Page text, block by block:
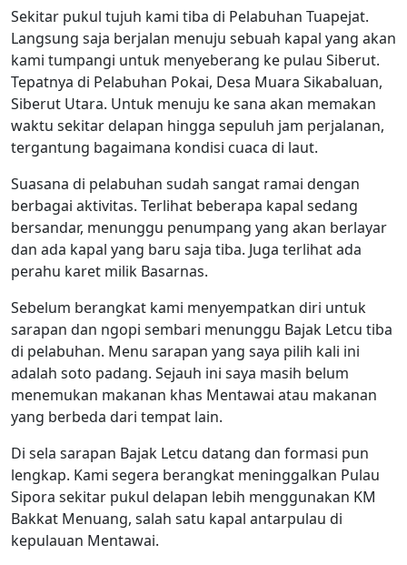
Sekitar pukul tujuh kami tiba di Pelabuhan Tuapejat.
Langsung saja berjalan menuju sebuah kapal yang akan
kami tumpangi untuk menyeberang ke pulau Siberut.
Tepatnya di Pelabuhan Pokai, Desa Muara Sikabaluan,
Siberut Utara. Untuk menuju ke sana akan memakan
waktu sekitar delapan hingga sepuluh jam perjalanan,
tergantung bagaimana kondisi cuaca di laut.
Suasana di pelabuhan sudah sangat ramai dengan
berbagai aktivitas. Terlihat beberapa kapal sedang
bersandar, menunggu penumpang yang akan berlayar
dan ada kapal yang baru saja tiba. Juga terlihat ada
perahu karet milik Basarnas.
Sebelum berangkat kami menyempatkan diri untuk
sarapan dan ngopi sembari menunggu Bajak Letcu tiba
di pelabuhan. Menu sarapan yang saya pilih kali ini
adalah soto padang. Sejauh ini saya masih belum
menemukan makanan khas Mentawai atau makanan
yang berbeda dari tempat lain.
Di sela sarapan Bajak Letcu datang dan formasi pun
lengkap. Kami segera berangkat meninggalkan Pulau
Sipora sekitar pukul delapan lebih menggunakan KM
Bakkat Menuang, salah satu kapal antarpulau di
kepulauan Mentawai.